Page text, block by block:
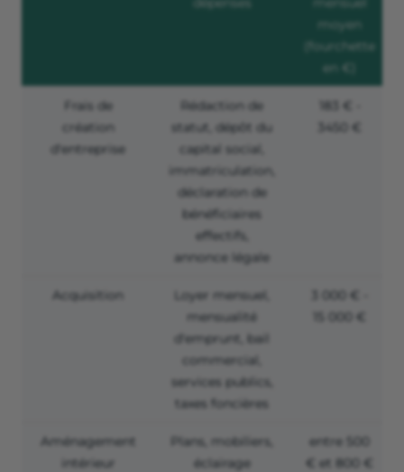
moyen
(fourchette
en €)
Frais de
création
d'entreprise
Rédaction de
statut, dépôt du
capital social,
immatriculation,
déclaration de
bénéficiaires
effectifs,
annonce légale
183 € -
3450 €
Acquisition
Loyer mensuel,
mensualité
d'emprunt, bail
commercial,
services publics,
taxes foncières
3 000 € -
15 000 €
Aménagement
intérieur
Plans, mobiliers,
éclairage
entre 500
€ et 800 €